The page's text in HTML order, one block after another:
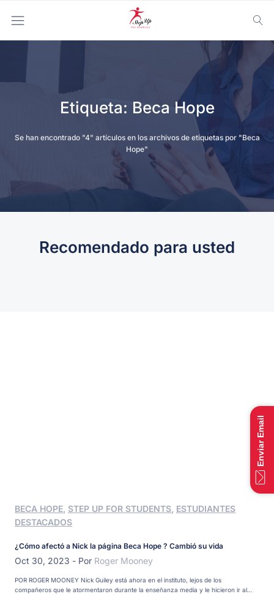
Etiqueta: Beca Hope
Se han encontrado "4" artículos en los archivos de etiquetas por "Beca
Hope"
Recomendado para usted
BECA HOPE STEP UP FOR STUDENTS ESTUDIANTES
DESTACADOS
¿Cómo afectó a Nick la página Beca Hope ? Cambió su vida
Oct 30, 2023 - Por Roger Mooney
POR ROGER MOONEY Nick Guiley está ahora en el instituto, lejos de los
compañeros que le atormentaron durante la enseñanza media y le hicieron ir al
Enviar Email